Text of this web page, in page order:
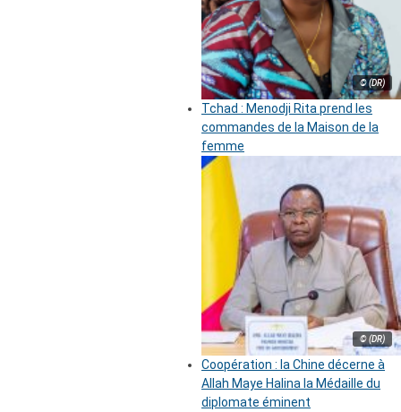
© (DR)
Tchad : Menodji Rita prend les
commandes de la Maison de la
femme
© (DR)
Coopération : la Chine décerne à
Allah Maye Halina la Médaille du
diplomate éminent